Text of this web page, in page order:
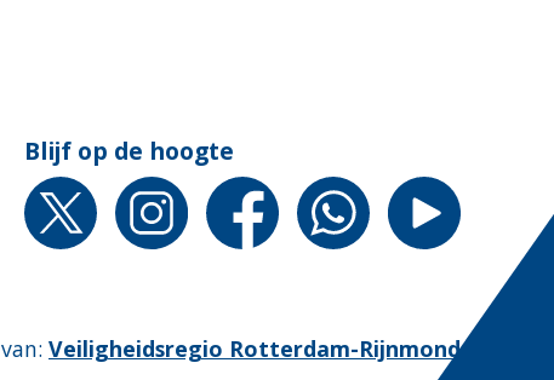
Blijf op de hoogte
: Veiligheidsregio Rotterdam-Rijnmond